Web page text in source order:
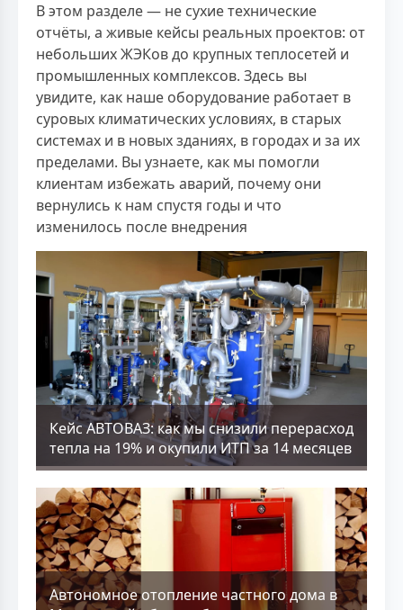
В этом разделе — не сухие технические
отчёты, а живые кейсы реальных проектов: от
небольших ЖЭКов до крупных теплосетей и
промышленных комплексов. Здесь вы
увидите, как наше оборудование работает в
суровых климатических условиях, в старых
системах и в новых зданиях, в городах и за их
пределами. Вы узнаете, как мы помогли
клиентам избежать аварий, почему они
вернулись к нам спустя годы и что
изменилось после внедрения
Кейс АВТОВАЗ: как мы снизили перерасход
тепла на 19% и окупили ИТП за 14 месяцев
Aвтономное отопление частного дома в